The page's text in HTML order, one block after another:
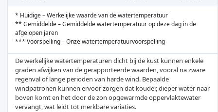
* Huidige – Werkelijke waarde van de watertemperatuur
** Gemiddelde – Gemiddelde watertemperatuur op deze dag in de
afgelopen jaren
*** Voorspelling – Onze watertemperatuurvoorspelling
De werkelijke watertemperaturen dicht bij de kust kunnen enkele
graden afwijken van de gerapporteerde waarden, vooral na zware
regenval of lange perioden van harde wind. Bepaalde
windpatronen kunnen ervoor zorgen dat kouder, dieper water naar
boven komt en het door de zon opgewarmde oppervlaktewater
vervangt, wat leidt tot merkbare variaties.